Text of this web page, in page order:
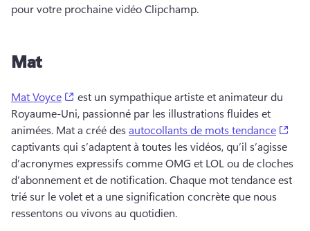
pour votre prochaine vidéo Clipchamp.
Mat
Mat Voyce (opens in a new tab)
est un sympathique artiste et animateur du
Royaume-Uni, passionné par les illustrations fluides et
animées. Mat a créé des autocollants de mots tendance
captivants qui s’adaptent à toutes les vidéos, qu’il s’agisse
d’acronymes expressifs comme OMG et LOL ou de cloches
d’abonnement et de notification. Chaque mot tendance est
trié sur le volet et a une signification concrète que nous
ressentons ou vivons au quotidien.